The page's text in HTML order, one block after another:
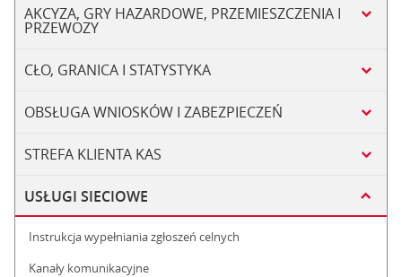
AKCYZA, GRY HAZARDOWE, PRZEMIESZCZENIA I
PRZEWOZY
CŁO, GRANICA I STATYSTYKA
OBSŁUGA WNIOSKÓW I ZABEZPIECZEŃ
STREFA KLIENTA KAS
USŁUGI SIECIOWE
Instrukcja wypełniania zgłoszeń celnych
Kanały komunikacyjne